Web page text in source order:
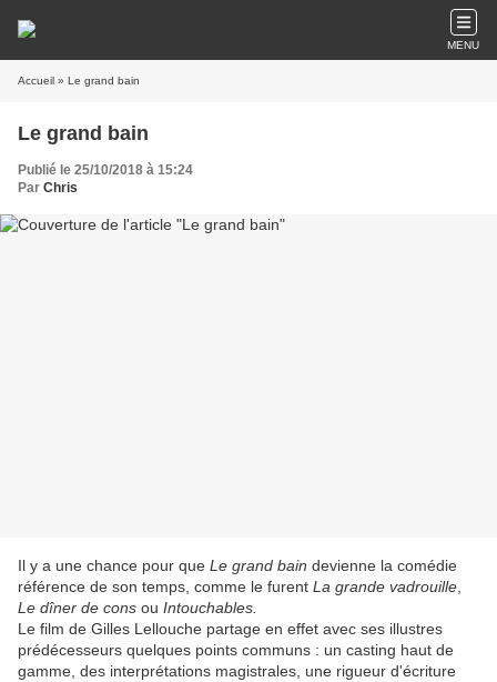
MENU
Accueil » Le grand bain
Le grand bain
Publié le 25/10/2018 à 15:24
Par Chris
Il y a une chance pour que Le grand bain devienne la comédie
référence de son temps, comme le furent La grande vadrouille
Le dîner de cons ou Intouchables.
Le film de Gilles Lellouche partage en effet avec ses illustres
prédécesseurs quelques points communs : un casting haut de
gamme, des interprétations magistrales, une rigueur d'écriture